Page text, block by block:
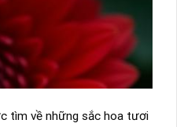
tìm về những sắc hoa tươi